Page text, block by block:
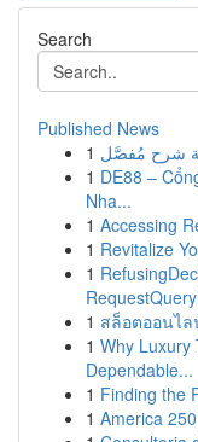
Search
Published News
1 شرح مُفصَّل
1 DE88 –
Nha...
1 Accessing
1 Revitalize
1
1 สล็อตออนไ
1 Why Luxury
Dependable...
1 Finding the
1 America